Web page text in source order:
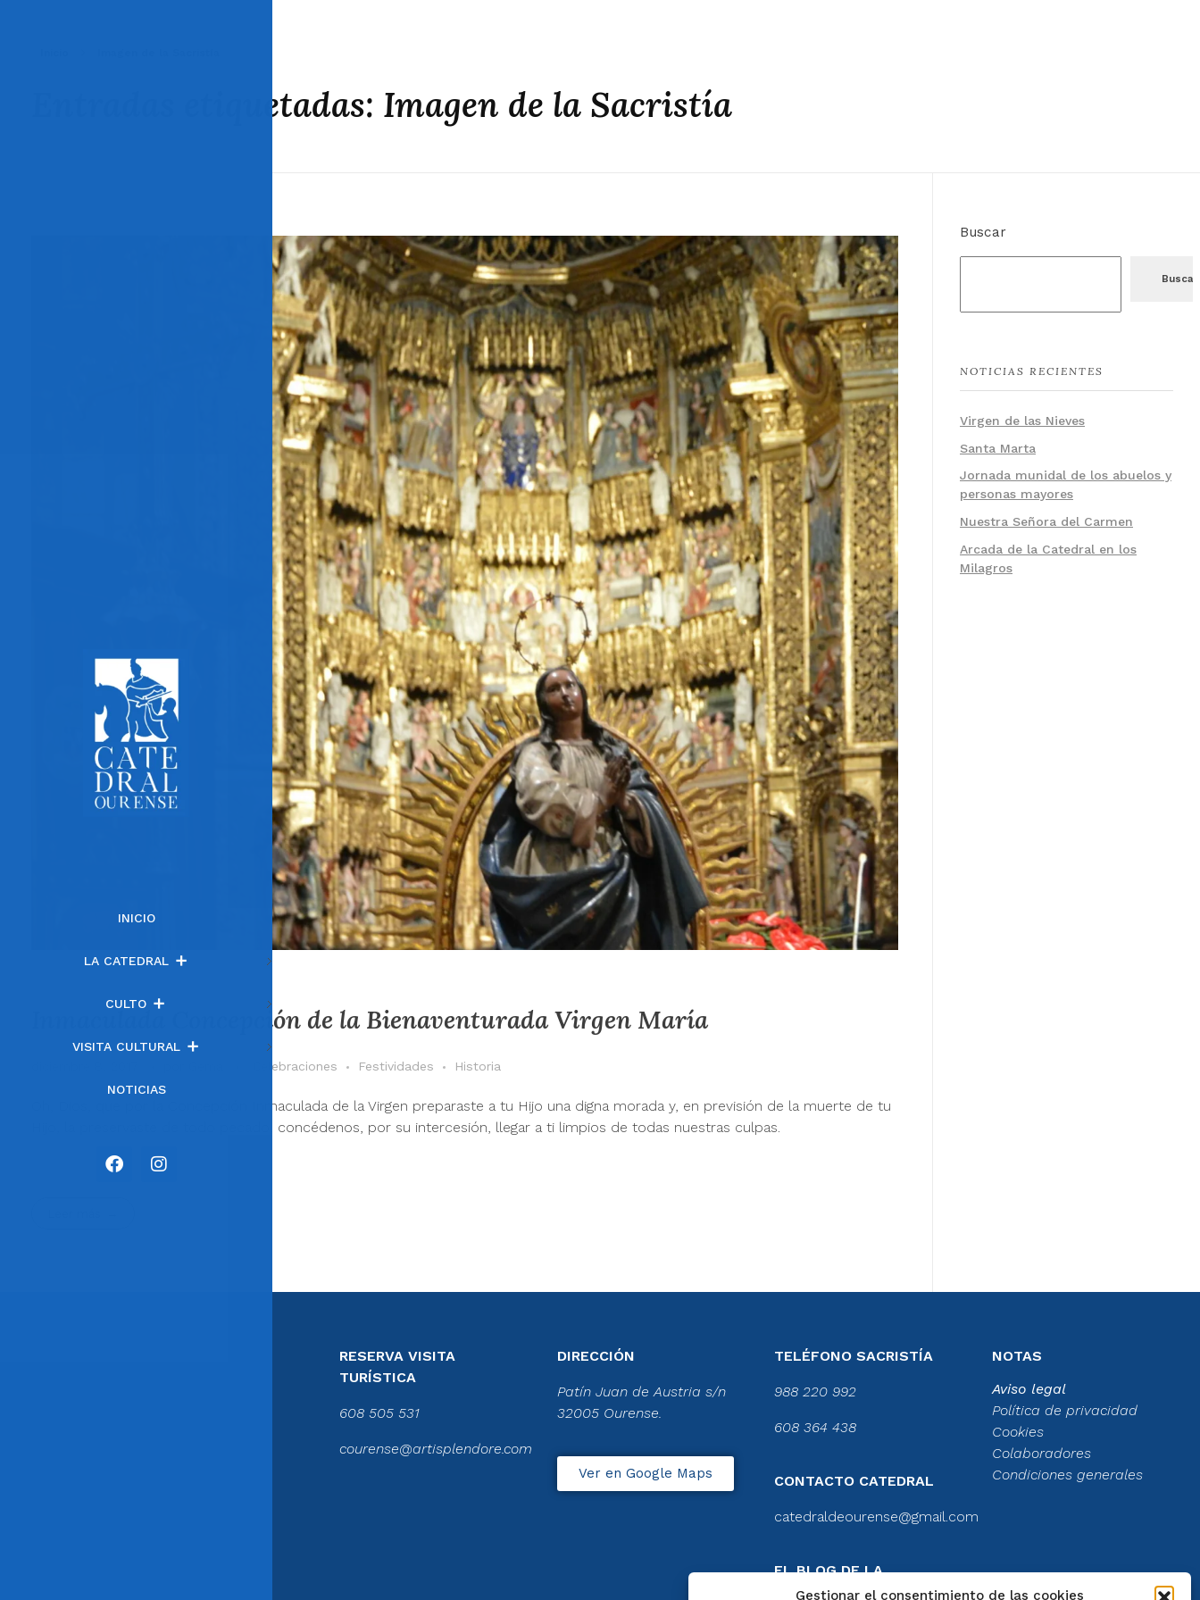
Gestionar el consentimiento de las cookies
INICIO
LA CATEDRAL
CULTO
VISITA CULTURAL
NOTICIAS
Entradas etiquetadas: Imagen de la Sacristía
Inmaculada Concepción de la Bienaventurada Virgen María
Celebraciones Festividades Historia
Oh, Dios, que por la Concepción Inmaculada de la Virgen preparaste a tu Hijo una digna morada y, en previsión de la muerte de tu
Hijo, la preservaste de todo pecado, concédenos, por su intercesión, llegar a ti limpios de todas nuestras culpas.
Buscar
Buscar
NOTICIAS RECIENTES
Virgen de las Nieves
Santa Marta
Jornada munidal de los abuelos y
personas mayores
Nuestra Señora del Carmen
Arcada de la Catedral en los
Milagros
RESERVA VISITA
TURÍSTICA
608 505 531
courense@artisplendore.com
DIRECCIÓN
Patín Juan de Austria s/n
32005 Ourense.
Ver en Google Maps
TELÉFONO SACRISTÍA
988 220 992
608 364 438
CONTACTO CATEDRAL
catedraldeourense@gmail.com
EL BLOG DE LA
CATEDRAL
NOTAS
Aviso legal
Política de privacidad
Cookies
Colaboradores
Condiciones generales